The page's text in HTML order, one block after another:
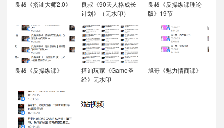
良叔《搭讪大师2.0》
良叔《90天人格成长
计划》（无水印）
良叔《反操纵课理论
版》19节
良叔《反操纵课》
搭讪玩家《Game圣
经》无水印
旭哥《魅力情商课》